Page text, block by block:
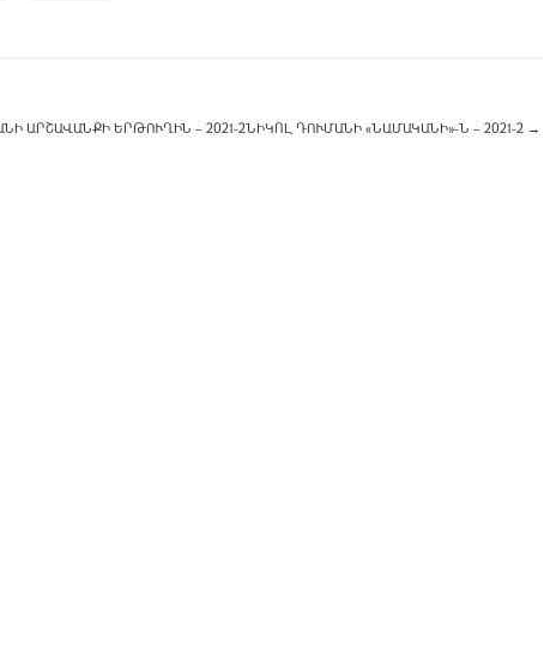
ԱՐՇԱՎԱՆՔԻ ԵՐԹՈՒՂԻՆ – 2021-2ՆԻԿՈԼ ԴՈՒՄԱՆԻ «ՆԱՄԱԿԱՆԻ»-Ն – 2021-2 →